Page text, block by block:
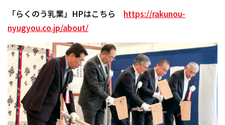
「らくのう乳業」HPはこちら https://rakunou-
nyugyou.co.jp/about/